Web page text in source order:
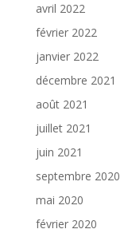
avril 2022
février 2022
janvier 2022
décembre 2021
août 2021
juillet 2021
juin 2021
septembre 2020
mai 2020
février 2020